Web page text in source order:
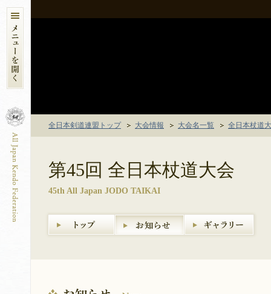
全日本剣道連盟トップ 大会情報 大会名一覧 全日本杖道
第45回 全日本杖道大会
45th All Japan JODO TAIKAI